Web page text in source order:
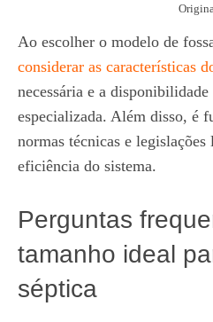
Ao escolher o modelo de
considerar as características
necessária e a disponibilidade
especializada. Além disso, é
normas técnicas e
eficiência do sistema.
Perguntas
tamanho ideal
séptica